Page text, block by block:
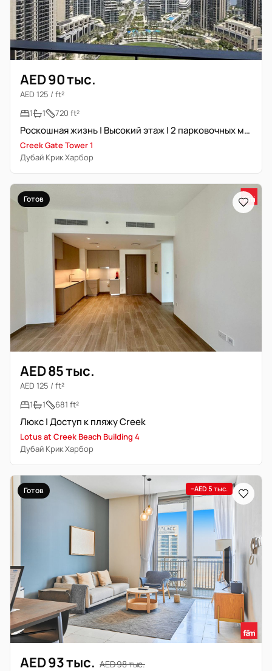
AED 90 тыс.
AED 125 / ft²
1
1 720 ft²
Роскошная жизнь | Высокий этаж | 2 парковочных места
Creek Gate Tower 1
Дубай Крик Харбор
Готов
AED 85 тыс.
AED 125 / ft²
1
1 681 ft²
Люкс | Доступ к пляжу Creek
Lotus at Creek Beach Building 4
Дубай Крик Харбор
Готов −AED 5 тыс.
AED 93 тыс. AED 98 тыс.